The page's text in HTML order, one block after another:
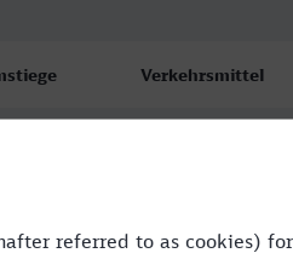
Verkehrsmittel